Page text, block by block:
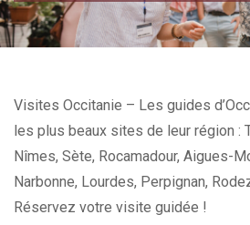
Visites Occitanie – Les guides
les plus beaux sites de leur région :
Nîmes, Sète, Rocamadour, Aigues-
Narbonne, Lourdes, Perpignan,
Réservez votre visite guidée !